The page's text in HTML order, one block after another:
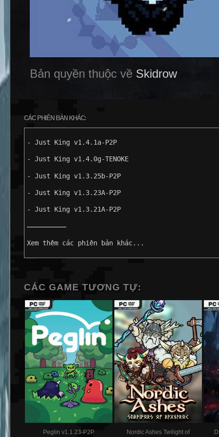
Bản quyền thuộc về Skidrow
CÁC PHIÊN BẢN KHÁC:
- Just King v1.4.1a-P2P
- Just King v1.4.0g-TENOKE
- Just King v1.3.25b-P2P
- Just King v1.3.23A-P2P
- Just King v1.3.21A-P2P
——————————
Xem thêm các phiên bản khác...
CÁC GAME TƯƠNG TỰ:
Peglin v1.1.23-P2P
Nordic Ashes Twilight of